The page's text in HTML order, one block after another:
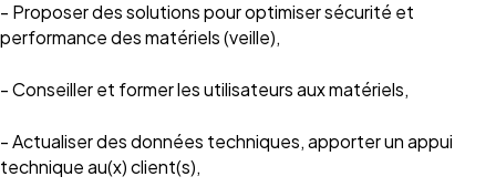
- Proposer des solutions pour optimiser sécurité et
performance des matériels (veille),
- Conseiller et former les utilisateurs aux matériels,
- Actualiser des données techniques, apporter un appui
technique au(x) client(s),